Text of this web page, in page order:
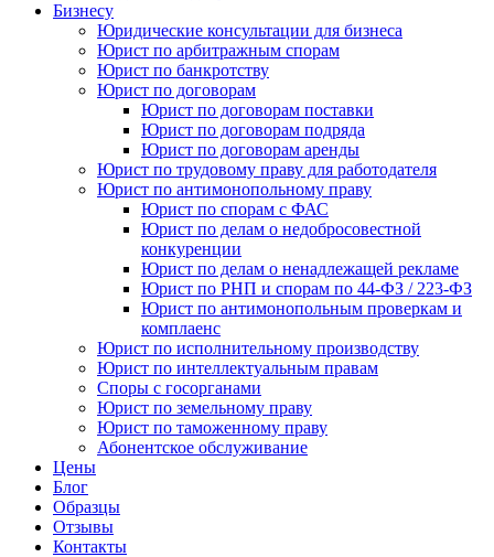
Бизнесу
Юридические консультации для бизнеса
Юрист по арбитражным спорам
Юрист по банкротству
Юрист по договорам
Юрист по договорам поставки
Юрист по договорам подряда
Юрист по договорам аренды
Юрист по трудовому праву для работодателя
Юрист по антимонопольному праву
Юрист по спорам с ФАС
Юрист по делам о недобросовестной
конкуренции
Юрист по делам о ненадлежащей рекламе
Юрист по РНП и спорам по 44-ФЗ / 223-ФЗ
Юрист по антимонопольным проверкам и
комплаенс
Юрист по исполнительному производству
Юрист по интеллектуальным правам
Споры с госорганами
Юрист по земельному праву
Юрист по таможенному праву
Абонентское обслуживание
Цены
Блог
Образцы
Отзывы
Контакты